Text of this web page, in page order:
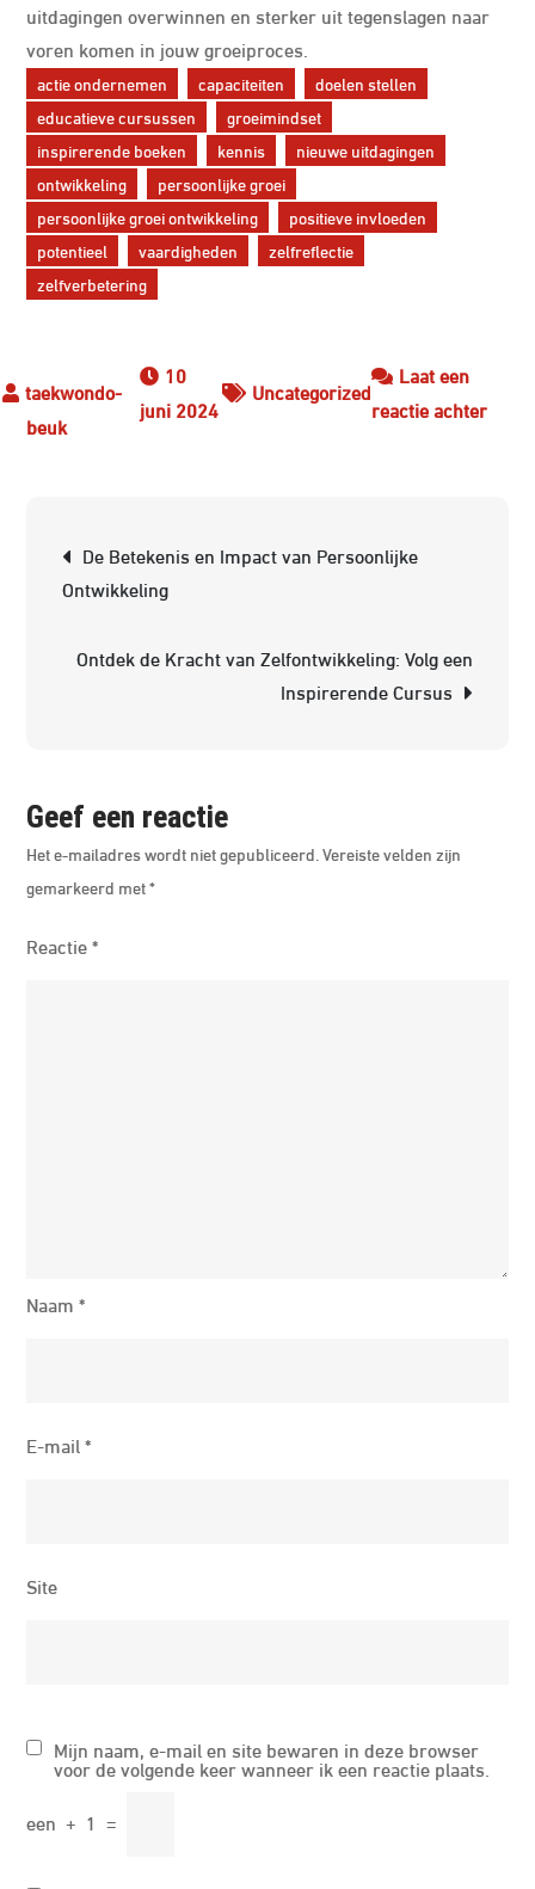
uitdagingen overwinnen en sterker uit tegenslagen naar
voren komen in jouw groeiproces.
actie ondernemen capaciteiten
doelen stellen
educatieve cursussen
groeimindset
inspirerende boeken
kennis
nieuwe uitdagingen
ontwikkeling
persoonlijke groei
persoonlijke groei ontwikkeling
positieve invloeden
potentieel
vaardigheden
zelfreflectie
zelfverbetering
10
juni 2024
Uncategorized
Laat een
reactie achterop
De Betekenis en Impact van Persoonlijke
Ontwikkeling
Ontdek de Kracht van Zelfontwikkeling: Volg een
Inspirerende Cursus
Geef een reactie
Het e-mailadres wordt niet gepubliceerd. Vereiste velden zijn
gemarkeerd met*
Reactie*
Naam*
E-mail*
Site
Mijn naam, e-mail en site bewaren in deze browser
voor de volgende keer wanneer ik een reactie plaats.
een + 1 =